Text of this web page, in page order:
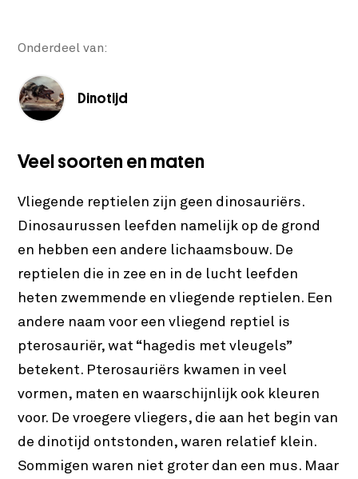
Onderdeel van:
Dinotijd
Veel soorten en maten
Vliegende reptielen zijn geen dinosauriërs.
Dinosaurussen leefden namelijk op de grond
en hebben een andere lichaamsbouw. De
reptielen die in zee en in de lucht leefden
heten zwemmende en vliegende reptielen. Een
andere naam voor een vliegend reptiel is
pterosauriër, wat “hagedis met vleugels”
betekent. Pterosauriërs kwamen in veel
vormen, maten en waarschijnlijk ook kleuren
voor. De vroegere vliegers, die aan het begin van
de dinotijd ontstonden, waren relatief klein.
Sommigen waren niet groter dan een mus. Maar